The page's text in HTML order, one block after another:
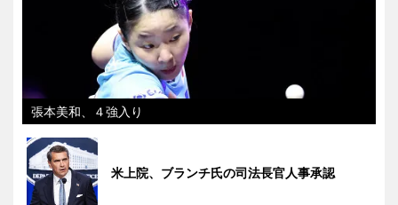
張本美和、４強入り
米上院、ブランチ氏の司法長官人事承認